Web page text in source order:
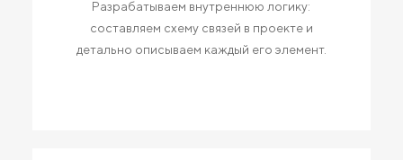
Разрабатываем внутреннюю логику:
составляем схему связей в проекте и
детально описываем каждый его элемент.